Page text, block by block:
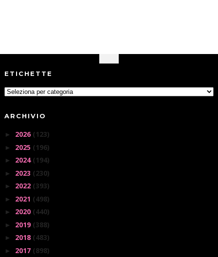
ETICHETTE
ARCHIVIO
► 2026 (123)
► 2025 (196)
► 2024 (194)
► 2023 (230)
► 2022 (393)
► 2021 (498)
► 2020 (440)
► 2019 (388)
► 2018 (483)
► 2017 (898)